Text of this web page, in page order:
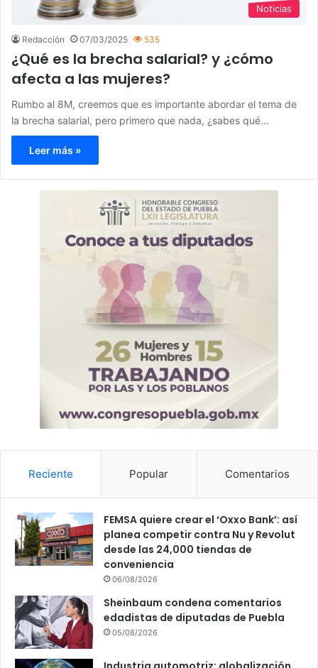
Noticias
Redacción 07/03/2025 535
¿Qué es la brecha salarial? y ¿cómo
afecta a las mujeres?
Rumbo al 8M, creemos que es importante abordar el tema de
la brecha salarial, pero primero que nada, ¿sabes qué…
Leer más »
Reciente Popular Comentarios
FEMSA quiere crear el ‘Oxxo Bank’: así
planea competir contra Nu y Revolut
desde las 24,000 tiendas de
conveniencia
06/08/2026
Sheinbaum condena comentarios
edadistas de diputadas de Puebla
05/08/2026